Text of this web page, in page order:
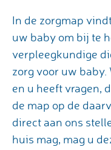
In de zorgmap
uw baby om bij te
verpleegkundige
zorg voor uw
en u heeft vragen,
de map op de
direct aan ons
huis mag, mag u